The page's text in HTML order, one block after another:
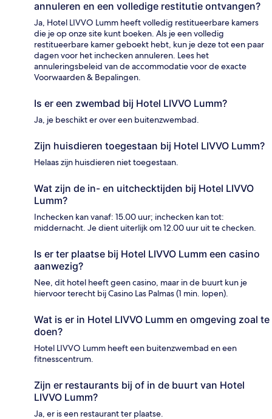
annuleren en een volledige restitutie ontvangen?
Ja, Hotel LIVVO Lumm heeft volledig restitueerbare kamers
die je op onze site kunt boeken. Als je een volledig
restitueerbare kamer geboekt hebt, kun je deze tot een paar
dagen voor het inchecken annuleren. Lees het
annuleringsbeleid van de accommodatie voor de exacte
Voorwaarden & Bepalingen.
Is er een zwembad bij Hotel LIVVO Lumm?
Ja, je beschikt er over een buitenzwembad.
Zijn huisdieren toegestaan bij Hotel LIVVO Lumm?
Helaas zijn huisdieren niet toegestaan.
Wat zijn de in- en uitchecktijden bij Hotel LIVVO
Lumm?
Inchecken kan vanaf: 15.00 uur; inchecken kan tot:
middernacht. Je dient uiterlijk om 12.00 uur uit te checken.
Is er ter plaatse bij Hotel LIVVO Lumm een casino
aanwezig?
Nee, dit hotel heeft geen casino, maar in de buurt kun je
hiervoor terecht bij Casino Las Palmas (1 min. lopen).
Wat is er in Hotel LIVVO Lumm en omgeving zoal te
doen?
Hotel LIVVO Lumm heeft een buitenzwembad en een
fitnesscentrum.
Zijn er restaurants bij of in de buurt van Hotel
LIVVO Lumm?
Ja, er is een restaurant ter plaatse.